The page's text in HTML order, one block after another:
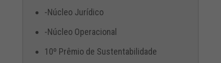
-Núcleo Jurídico
-Núcleo Operacional
10º Prêmio de Sustentabilidade